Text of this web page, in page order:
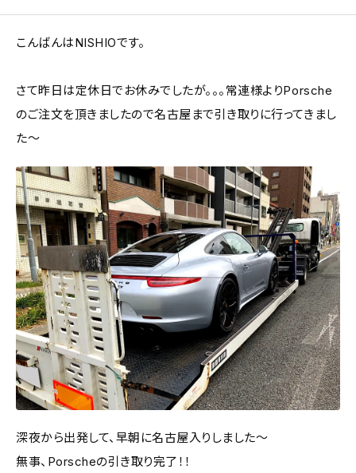
こんばんはNISHIOです。
さて昨日は定休日でお休みでしたが。。。常連様よりPorsche
のご注文を頂きましたので名古屋まで引き取りに行ってきまし
た～
深夜から出発して、早朝に名古屋入りしました～
無事、Porscheの引き取り完了！！